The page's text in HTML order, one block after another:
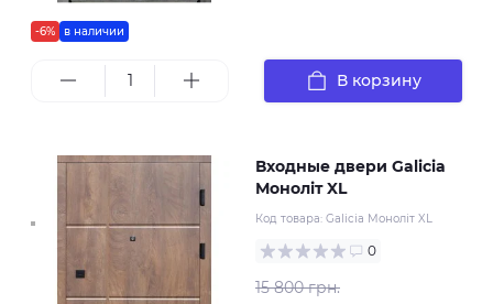
-6% в наличии
В корзину
Входные двери Galicia
Моноліт XL
Код товара: Galicia Моноліт XL
0
15 800 грн.